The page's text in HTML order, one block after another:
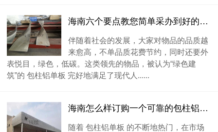
海南六个要点教您简单采办到好的包柱铝单板
伴随着社会的发展，大家对物品的品质越
来愈高，不单品质花费节约，同时还要外
表悦目，绿色，低碳。这类领先的物品，被认为“绿色建
筑”的 包柱铝单板 完好地满足了现代人......
海南怎么样订购一个可靠的包柱铝单板厂家
随着 包柱铝单板 的不断地热门，在市场